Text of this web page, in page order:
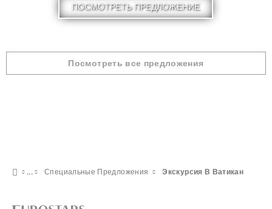
ПОСМОТРЕТЬ ПРЕДЛОЖЕНИЕ
Посмотреть все предложения
Специальные Предложения Экскурсия В Ватикан